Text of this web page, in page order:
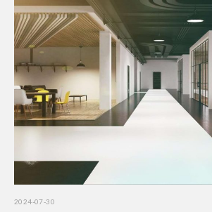
2024-07-30